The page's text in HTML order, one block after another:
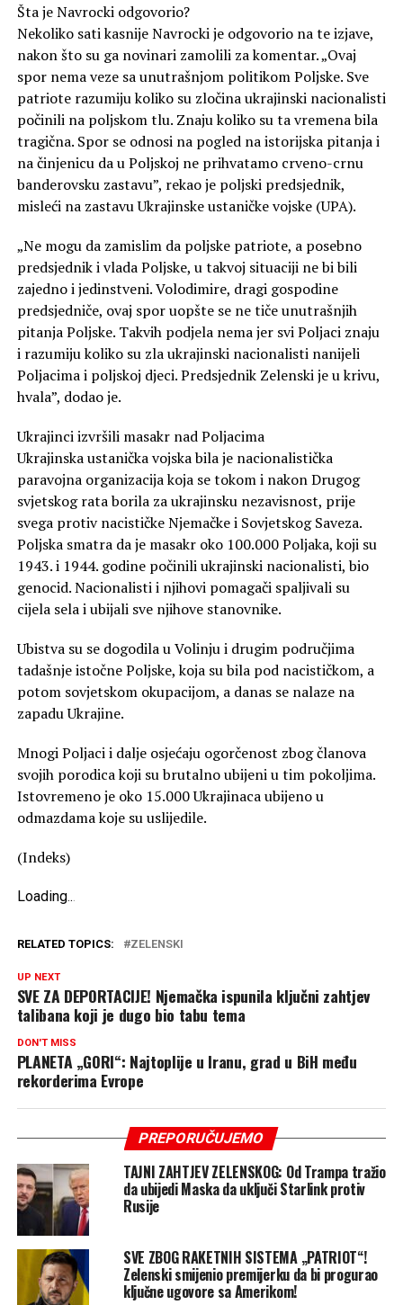
Šta je Navrocki odgovorio?
Nekoliko sati kasnije Navrocki je odgovorio na te izjave,
nakon što su ga novinari zamolili za komentar. „Ovaj
spor nema veze sa unutrašnjom politikom Poljske. Sve
patriote razumiju koliko su zločina ukrajinski nacionalisti
počinili na poljskom tlu. Znaju koliko su ta vremena bila
tragična. Spor se odnosi na pogled na istorijska pitanja i
na činjenicu da u Poljskoj ne prihvatamo crveno-crnu
banderovsku zastavu”, rekao je poljski predsjednik,
misleći na zastavu Ukrajinske ustaničke vojske (UPA).
„Ne mogu da zamislim da poljske patriote, a posebno
predsjednik i vlada Poljske, u takvoj situaciji ne bi bili
zajedno i jedinstveni. Volodimire, dragi gospodine
predsjedniče, ovaj spor uopšte se ne tiče unutrašnjih
pitanja Poljske. Takvih podjela nema jer svi Poljaci znaju
i razumiju koliko su zla ukrajinski nacionalisti nanijeli
Poljacima i poljskoj djeci. Predsjednik Zelenski je u krivu,
hvala”, dodao je.
Ukrajinci izvršili masakr nad Poljacima
Ukrajinska ustanička vojska bila je nacionalistička
paravojna organizacija koja se tokom i nakon Drugog
svjetskog rata borila za ukrajinsku nezavisnost, prije
svega protiv nacističke Njemačke i Sovjetskog Saveza.
Poljska smatra da je masakr oko 100.000 Poljaka, koji su
1943. i 1944. godine počinili ukrajinski nacionalisti, bio
genocid. Nacionalisti i njihovi pomagači spaljivali su
cijela sela i ubijali sve njihove stanovnike.
Ubistva su se dogodila u Volinju i drugim područjima
tadašnje istočne Poljske, koja su bila pod nacističkom, a
potom sovjetskom okupacijom, a danas se nalaze na
zapadu Ukrajine.
Mnogi Poljaci i dalje osjećaju ogorčenost zbog članova
svojih porodica koji su brutalno ubijeni u tim pokoljima.
Istovremeno je oko 15.000 Ukrajinaca ubijeno u
odmazdama koje su uslijedile.
(Indeks)
Loading..
RELATED TOPICS: ZELENSKI
UP NEXT
SVE ZA DEPORTACIJE! Njemačka ispunila ključni zahtjev
talibana koji je dugo bio tabu tema
DON'T MISS
PLANETA „GORI“: Najtoplije u Iranu, grad u BiH među
rekorderima Evrope
PREPORUČUJEMO
TAJNI ZAHTJEV ZELENSKOG: Od Trampa tražio
da ubijedi Maska da uključi Starlink protiv
Rusije
SVE ZBOG RAKETNIH SISTEMA „PATRIOT“!
Zelenski smijenio premijerku da bi progurao
ključne ugovore sa Amerikom!